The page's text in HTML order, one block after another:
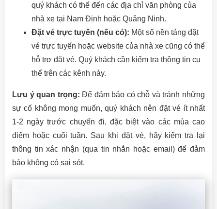
quý khách có thể đến các địa chỉ văn phòng của
nhà xe tại Nam Định hoặc Quảng Ninh.
Đặt vé trực tuyến (nếu có): Một số nền tảng đặt
vé trực tuyến hoặc website của nhà xe cũng có thể
hỗ trợ đặt vé. Quý khách cần kiểm tra thông tin cụ
thể trên các kênh này.
Lưu ý quan trọng: Để đảm bảo có chỗ và tránh những
sự cố không mong muốn, quý khách nên đặt vé ít nhất
1-2 ngày trước chuyến đi, đặc biệt vào các mùa cao
điểm hoặc cuối tuần. Sau khi đặt vé, hãy kiểm tra lại
thông tin xác nhận (qua tin nhắn hoặc email) để đảm
bảo không có sai sót.